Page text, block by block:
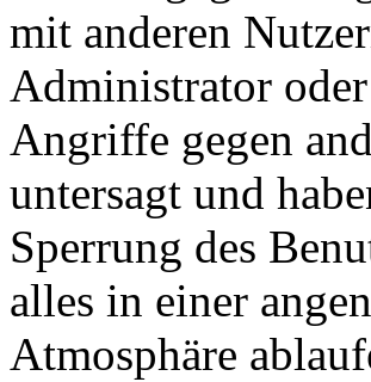
mit anderen
Administrator
Angriffe gegen
untersagt und
Sperrung des
alles in einer
Atmosphäre